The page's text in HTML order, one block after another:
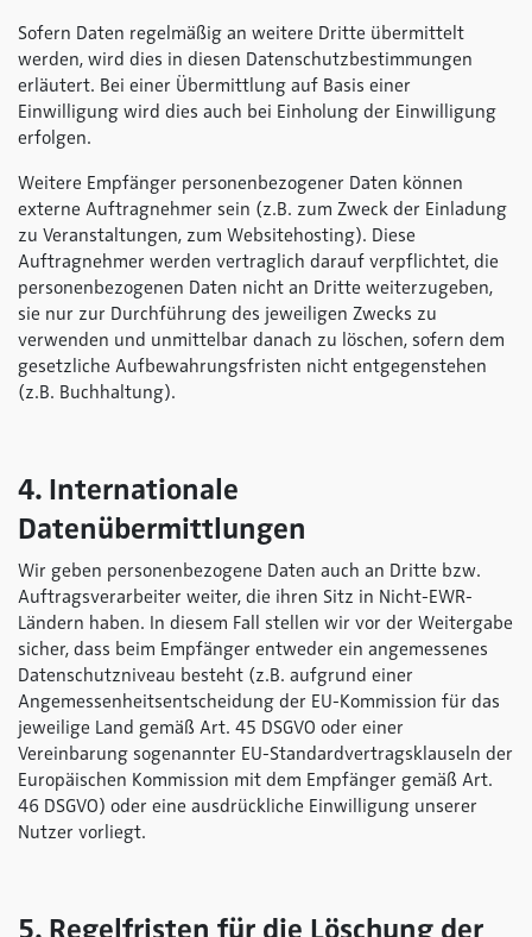
Sofern Daten regelmäßig an weitere Dritte übermittelt
werden, wird dies in diesen Datenschutzbestimmungen
erläutert. Bei einer Übermittlung auf Basis einer
Einwilligung wird dies auch bei Einholung der Einwilligung
erfolgen.
Weitere Empfänger personenbezogener Daten können
externe Auftragnehmer sein (z.B. zum Zweck der Einladung
zu Veranstaltungen, zum Websitehosting). Diese
Auftragnehmer werden vertraglich darauf verpflichtet, die
personenbezogenen Daten nicht an Dritte weiterzugeben,
sie nur zur Durchführung des jeweiligen Zwecks zu
verwenden und unmittelbar danach zu löschen, sofern dem
gesetzliche Aufbewahrungsfristen nicht entgegenstehen
(z.B. Buchhaltung).
4. Internationale
Datenübermittlungen
Wir geben personenbezogene Daten auch an Dritte bzw.
Auftragsverarbeiter weiter, die ihren Sitz in Nicht-EWR-
Ländern haben. In diesem Fall stellen wir vor der Weitergabe
sicher, dass beim Empfänger entweder ein angemessenes
Datenschutzniveau besteht (z.B. aufgrund einer
Angemessenheitsentscheidung der EU-Kommission für das
jeweilige Land gemäß Art. 45 DSGVO oder einer
Vereinbarung sogenannter EU-Standardvertragsklauseln der
Europäischen Kommission mit dem Empfänger gemäß Art.
46 DSGVO) oder eine ausdrückliche Einwilligung unserer
Nutzer vorliegt.
5. Regelfristen für die Löschung der